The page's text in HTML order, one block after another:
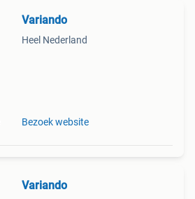
Variando
Heel Nederland
Bezoek website
Variando